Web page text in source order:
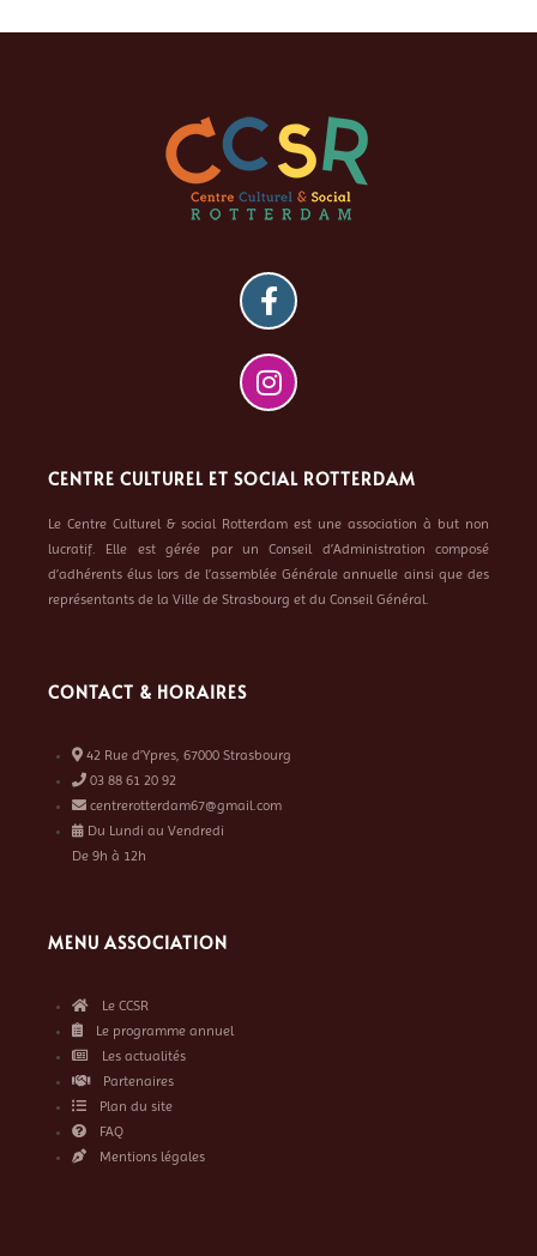
CENTRE CULTUREL ET SOCIAL ROTTERDAM
Le Centre Culturel & social Rotterdam est une association à but non
lucratif. Elle est gérée par un Conseil d’Administration composé
d’adhérents élus lors de l’assemblée Générale annuelle ainsi que des
représentants de la Ville de Strasbourg et du Conseil Général.
CONTACT & HORAIRES
42 Rue d’Ypres, 67000 Strasbourg
03 88 61 20 92
centrerotterdam67@gmail.com
Du Lundi au Vendredi
De 9h à 12h
MENU ASSOCIATION
Le CCSR
Le programme annuel
Les actualités
Partenaires
Plan du site
FAQ
Mentions légales